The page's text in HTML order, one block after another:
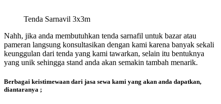
Tenda Sarnavil 3x3m
Nahh, jika anda membutuhkan tenda sarnafil untuk bazar atau
pameran langsung konsultasikan dengan kami karena banyak sekali
keunggulan dari tenda yang kami tawarkan, selain itu bentuknya
yang unik sehingga stand anda akan semakin tambah menarik.
Berbagai keistimewaan dari jasa sewa kami yang akan anda dapatkan,
diantaranya ;